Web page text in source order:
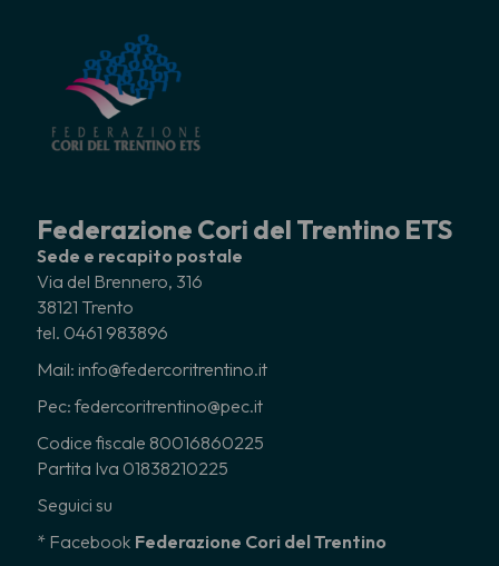
Federazione Cori del Trentino ETS
Sede e recapito postale
Via del Brennero, 316
38121 Trento
tel. 0461 983896
Mail: info@federcoritrentino.it
Pec: federcoritrentino@pec.it
Codice fiscale 80016860225
Partita Iva 01838210225
Seguici su
* Facebook Federazione Cori del Trentino